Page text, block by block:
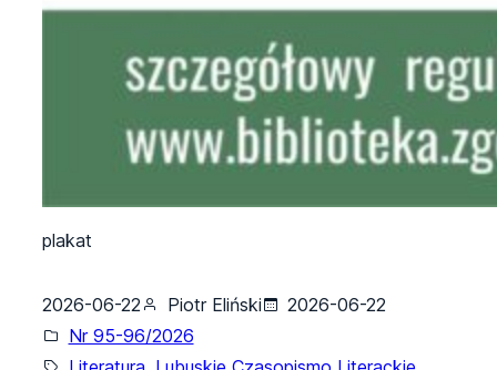
plakat
2026-06-22 Piotr Eliński
2026-06-22
Nr 95-96/2026